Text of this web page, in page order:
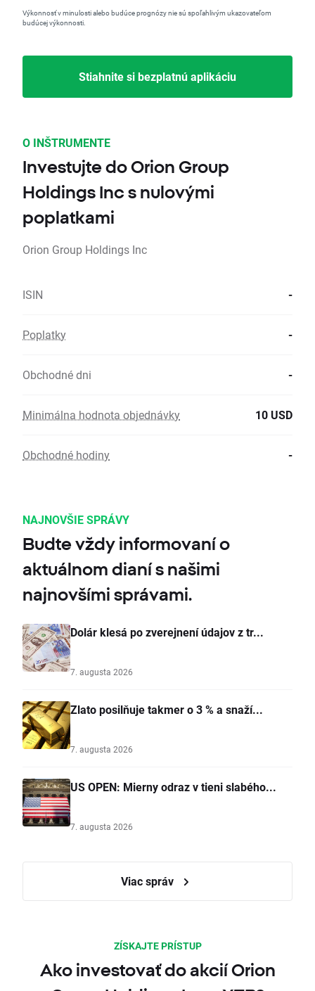
Výkonnosť v minulosti alebo budúce prognózy nie sú spoľahlivým ukazovateľom
budúcej výkonnosti.
Stiahnite si bezplatnú aplikáciu
O INŠTRUMENTE
Investujte do Orion Group
Holdings Inc s nulovými
poplatkami
Orion Group Holdings Inc
ISIN -
Poplatky -
Obchodné dni -
Minimálna hodnota objednávky 10 USD
Obchodné hodiny -
NAJNOVŠIE SPRÁVY
Budte vždy informovaní o
aktuálnom dianí s našimi
najnovšími správami.
Dolár klesá po zverejnení údajov z tr...
7. augusta 2026
Zlato posilňuje takmer o 3 % a snaží...
7. augusta 2026
US OPEN: Mierny odraz v tieni slabého...
7. augusta 2026
Viac správ
ZÍSKAJTE PRÍSTUP
Ako investovať do akcií Orion